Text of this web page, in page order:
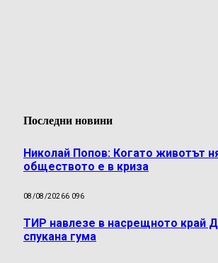
Последни новини
Николай Попов: Когато животът
обществото е в криза
08/08/20266 096
ТИР навлезе в насрещното край
спукана гума